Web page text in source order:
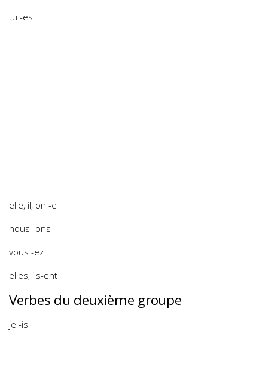
tu -es
elle, il, on -e
nous -ons
vous -ez
elles, ils-ent
Verbes du deuxième groupe
je -is